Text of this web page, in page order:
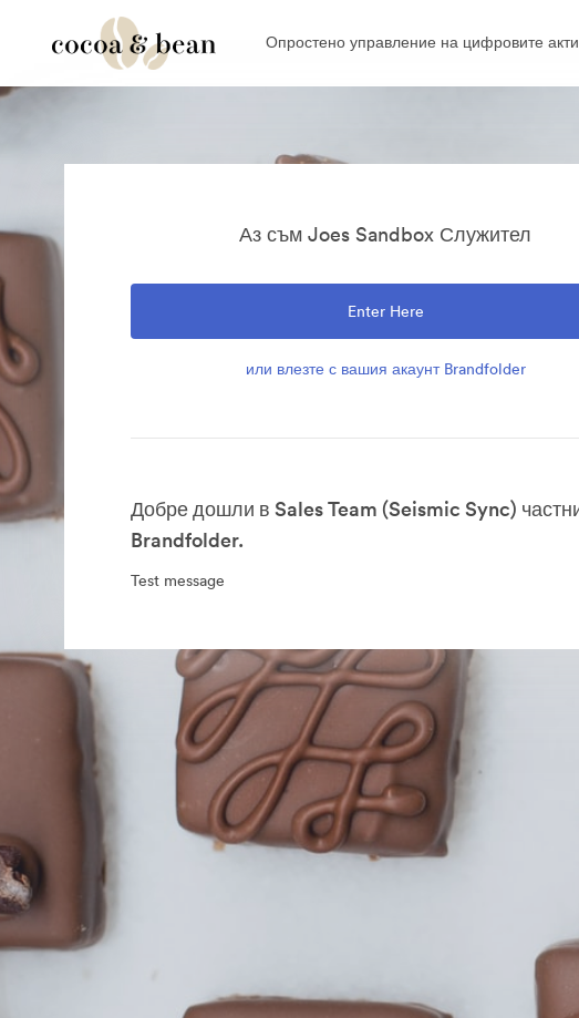
Опростено управление на цифровите
Аз съм Joes Sandbox Служител
Enter Here
или влезте с вашия акаунт Brandfolder
Добре дошли в Sales Team (Seismic Sync)
Brandfolder.
Test message